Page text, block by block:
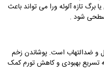
برگ تازه آلوئه ورا می تواند باعث
سطحی شود .
و ضدالتهاب است. پوشاندن زخم
تسریع بهبودی و کاهش تورم کمک